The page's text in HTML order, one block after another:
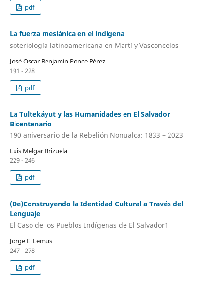
pdf
La fuerza mesiánica en el indígena
soteriología latinoamericana en Martí y Vasconcelos
José Oscar Benjamín Ponce Pérez
191 - 228
pdf
La Tultekáyut y las Humanidades en El Salvador
Bicentenario
190 aniversario de la Rebelión Nonualca: 1833 – 2023
Luis Melgar Brizuela
229 - 246
pdf
(De)Construyendo la Identidad Cultural a Través del
Lenguaje
El Caso de los Pueblos Indígenas de El Salvador1
Jorge E. Lemus
247 - 278
pdf